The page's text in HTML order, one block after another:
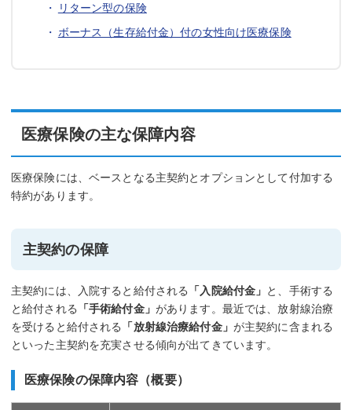
リターン型の保険
ボーナス（生存給付金）付の女性向け医療保険
医療保険の主な保障内容
医療保険には、ベースとなる主契約とオプションとして付加する
特約があります。
主契約の保障
主契約には、入院すると給付される 「入院給付金」 と、手術する
と給付される
「手術給付金」 があります。最近では、放射線治療
を受けると給付される
「放射線治療給付金」 が主契約に含まれる
といった主契約を充実させる傾向が出てきています。
医療保険の保障内容（概要）